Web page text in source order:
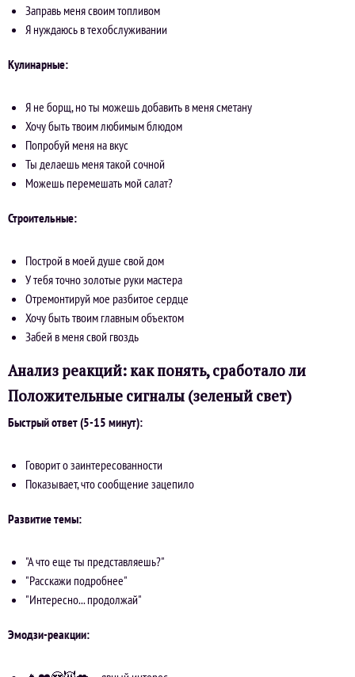
Заправь меня своим топливом
Я нуждаюсь в техобслуживании
Кулинарные:
Я не борщ, но ты можешь добавить в меня сметану
Хочу быть твоим любимым блюдом
Попробуй меня на вкус
Ты делаешь меня такой сочной
Можешь перемешать мой салат?
Строительные:
Построй в моей душе свой дом
У тебя точно золотые руки мастера
Отремонтируй мое разбитое сердце
Хочу быть твоим главным объектом
Забей в меня свой гвоздь
Анализ реакций: как понять, сработало ли
Положительные сигналы (зеленый свет)
Быстрый ответ (5-15 минут):
Говорит о заинтересованности
Показывает, что сообщение зацепило
Развитие темы:
"А что еще ты представляешь?"
"Расскажи подробнее"
"Интересно... продолжай"
Эмодзи-реакции: